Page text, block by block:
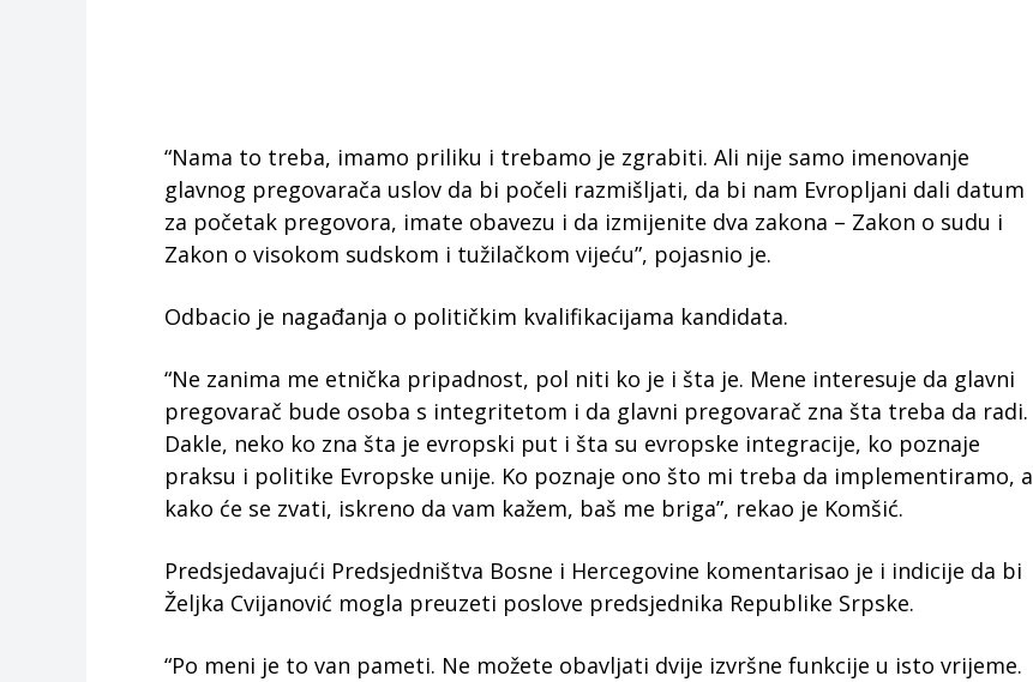
“Nama to treba, imamo priliku i trebamo je zgrabiti. Ali nije samo imenovanje
glavnog pregovarača uslov da bi počeli razmišljati, da bi nam Evropljani dali datum
za početak pregovora, imate obavezu i da izmijenite dva zakona – Zakon o sudu i
Zakon o visokom sudskom i tužilačkom vijeću”, pojasnio je.
Odbacio je nagađanja o političkim kvalifikacijama kandidata.
“Ne zanima me etnička pripadnost, pol niti ko je i šta je. Mene interesuje da glavni
pregovarač bude osoba s integritetom i da glavni pregovarač zna šta treba da radi.
Dakle, neko ko zna šta je evropski put i šta su evropske integracije, ko poznaje
praksu i politike Evropske unije. Ko poznaje ono što mi treba da implementiramo, a
kako će se zvati, iskreno da vam kažem, baš me briga”, rekao je Komšić.
Predsjedavajući Predsjedništva Bosne i Hercegovine komentarisao je i indicije da bi
Željka Cvijanović mogla preuzeti poslove predsjednika Republike Srpske.
“Po meni je to van pameti. Ne možete obavljati dvije izvršne funkcije u isto vrijeme.